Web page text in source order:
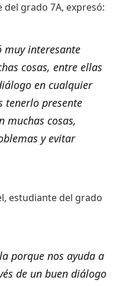
grado 7A, expresó:
muy interesante
cosas, entre ellas
en cualquier
tenerlo presente
muchas cosas,
y evitar
estudiante del grado
porque nos ayuda a
de un buen diálogo